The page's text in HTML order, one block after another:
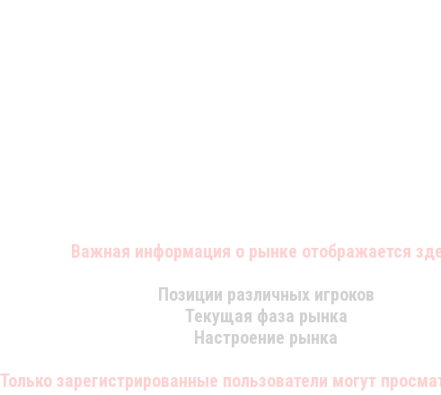
Важная информация о рынке отображается
Позиции различных игроков
Текущая фаза рынка
Настроение рынка
Только зарегистрированные пользователи могут